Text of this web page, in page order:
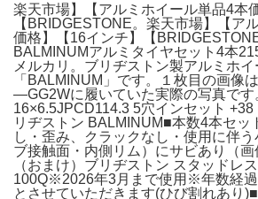
楽天市場】【アルミホイール単品4本
【BRIDGESTONE。楽天市場】【ア
価格】【16インチ】【
BALMINUMアルミタイヤセット4本
メルカリ。ブリヂストン製アルミホイ
「BALMINUM」です。１枚目の画像
―GG2Wに履いていた実際の写真です
16×6.5JPCD114.3 5穴インセット
リヂストン BALMINUM■本数4本セッ
し・歪み、クラックなし・使用に伴
ブ接触面・内側リム）にサビあり（
（おまけ）ブリヂストン スタッドレ
100Q※2026年3月まで使用※年数経
とさせていただきます(ひび割れあり